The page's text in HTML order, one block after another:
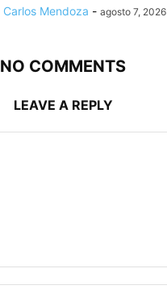
Carlos Mendoza - agosto 7, 2026
NO COMMENTS
LEAVE A REPLY